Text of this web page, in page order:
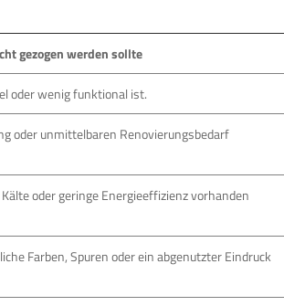
gezogen werden sollte
oder wenig funktional ist.
oder unmittelbaren Renovierungsbedarf
oder geringe Energieeffizienz vorhanden
Farben, Spuren oder ein abgenutzter Eindruck